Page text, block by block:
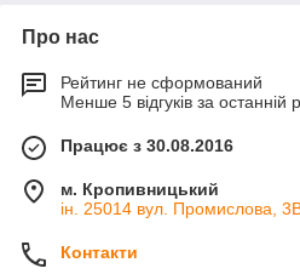
Про нас
Рейтинг не сформований
Менше 5 відгуків за останній
Працює з 30.08.2016
м. Кропивницький
ін. 25014 вул. Промислова,
Контакти